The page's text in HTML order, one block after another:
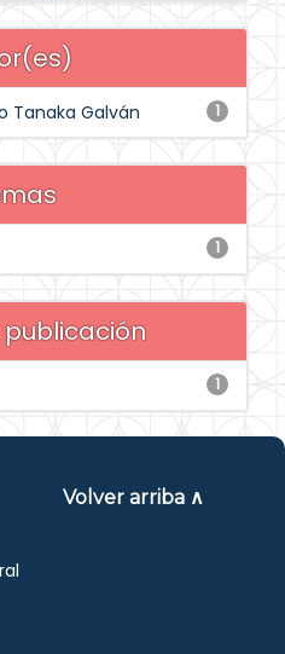
1
Tanaka Galván
1
1
Volver arriba ∧